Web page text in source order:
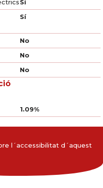
Sí
Sí
No
No
No
1.09%
l´accessibilitat d´aquest